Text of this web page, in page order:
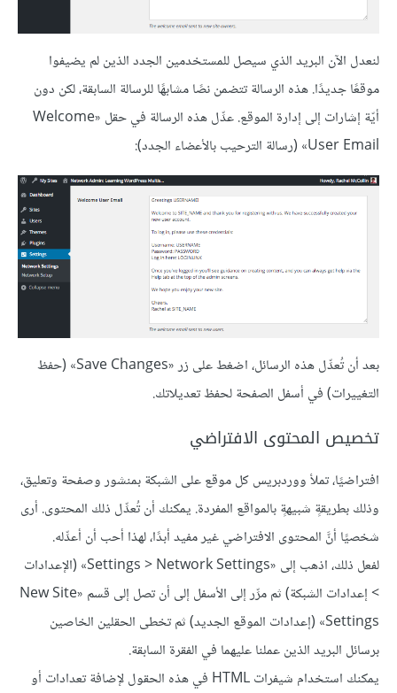
لنعدل الآن البريد الذي سيصل للمستخدمين الجدد الذين لم يضيفوا
موقعًا جديدًا. هذه الرسالة تتضمن نصًا مشابهًا للرسالة السابقة، لكن دون
أيّة إشارات إلى إدارة الموقع. عدِّل هذه الرسالة في حقل «Welcome
User Email» (رسالة الترحيب بالأعضاء الجدد):
بعد أن تُعدِّل هذه الرسائل، اضغط على زر «Save Changes» (حفظ
التغييرات) في أسفل الصفحة لحفظ تعديلاتك.
تخصيص المحتوى الافتراضي
افتراضيًا، تملأ ووردبريس كل موقع على الشبكة بمنشور وصفحة وتعليق،
وذلك بطريقةٍ شبيهةٍ بالمواقع المفردة. يمكنك أن تُعدِّل ذلك المحتوى. أرى
شخصيًا أنَّ المحتوى الافتراضي غير مفيد أبدًا، لهذا أحب أن أعدِّله.
لفعل ذلك، اذهب إلى «Settings > Network Settings» (الإعدادات
> إعدادات الشبكة) ثم مرِّر إلى الأسفل إلى أن تصل إلى قسم «New Site
Settings» (إعدادات الموقع الجديد) ثم تخطى الحقلين الخاصين
برسائل البريد الذين عملنا عليهما في الفقرة السابقة.
يمكنك استخدام شيفرات HTML في هذه الحقول لإضافة تعدادات أو